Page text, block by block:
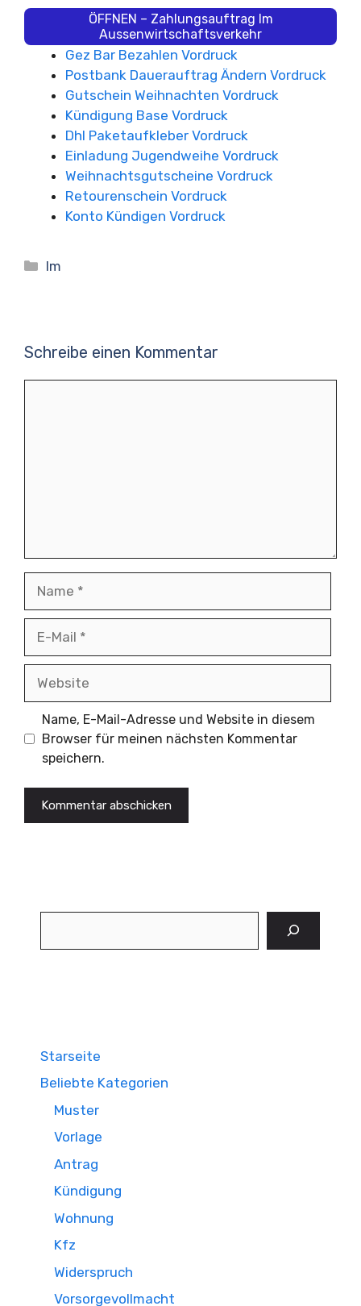
ÖFFNEN – Zahlungsauftrag Im
Aussenwirtschaftsverkehr
Gez Bar Bezahlen Vordruck
Postbank Dauerauftrag Ändern Vordruck
Gutschein Weihnachten Vordruck
Kündigung Base Vordruck
Dhl Paketaufkleber Vordruck
Einladung Jugendweihe Vordruck
Weihnachtsgutscheine Vordruck
Retourenschein Vordruck
Konto Kündigen Vordruck
Kategorien
Im
Schreibe einen Kommentar
Mail
Name, E-Mail-Adresse und Website in diesem
Browser für meinen nächsten Kommentar
speichern.
Starseite
Beliebte Kategorien
Muster
Vorlage
Antrag
Kündigung
Wohnung
Kfz
Widerspruch
Vorsorgevollmacht